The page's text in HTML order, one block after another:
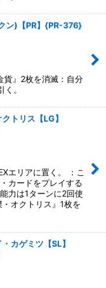
ン)【PR】{PR-376}
貨』2枚を消滅：自分
。
トリス【LG】
リアに置く。 ：こ
カードをプレイする
力は1ターンに2回使
オクトリス』1枚を
カゲミツ【SL】